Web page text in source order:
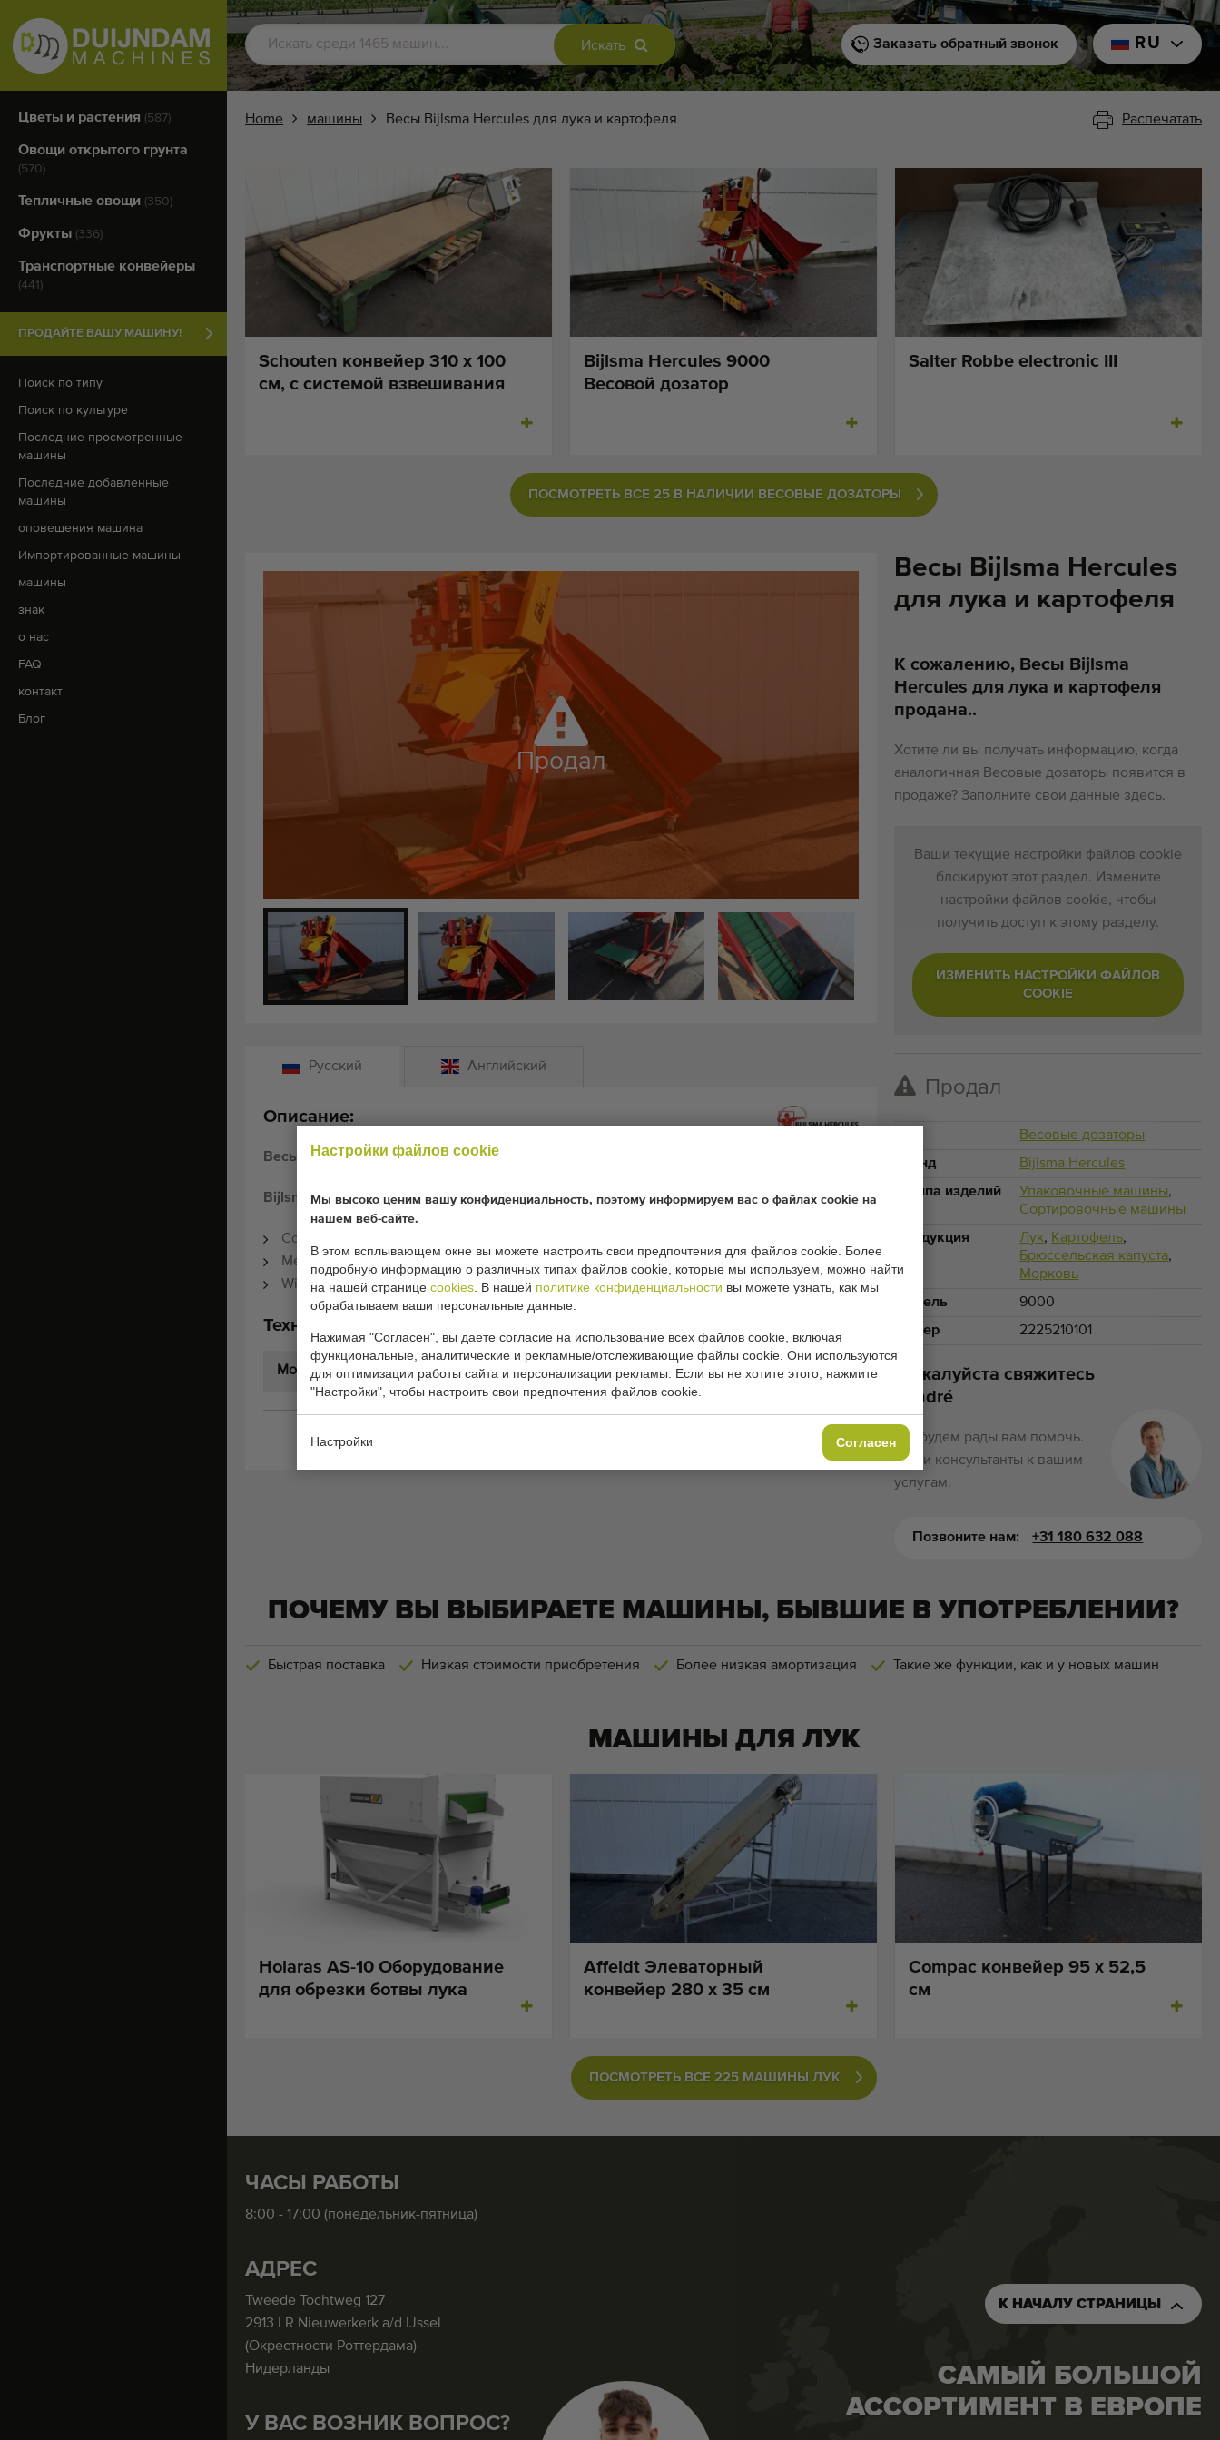
Настройки файлов cookie
Мы высоко ценим вашу конфиденциальность, поэтому информируем вас о файлах cookie на
нашем веб-сайте.
В этом всплывающем окне вы можете настроить свои предпочтения для файлов cookie. Более
подробную информацию о различных типах файлов cookie, которые мы используем, можно найти
на нашей странице cookies . В нашей политике конфиденциальности вы можете узнать, как мы
обрабатываем ваши персональные данные.
Нажимая "Согласен", вы даете согласие на использование всех файлов cookie, включая
функциональные, аналитические и рекламные/отслеживающие файлы cookie. Они используются
для оптимизации работы сайта и персонализации рекламы. Если вы не хотите этого, нажмите
"Настройки", чтобы настроить свои предпочтения файлов cookie.
Настройки Согласен
Цветы и растения (587)
Овощи открытого грунта
(570)
Тепличные овощи (350)
Фрукты (336)
Транспортные конвейеры
(441)
ПРОДАЙТЕ ВАШУ МАШИНУ!
Поиск по типу
Поиск по культуре
Последние просмотренные
машины
Последние добавленные
машины
оповещения машина
Импортированные машины
машины
знак
о нас
FAQ
контакт
Блог
Искать RU
Заказать обратный звонок
Home машины Весы Bijlsma Hercules для лука и картофеля Распечатать
Schouten конвейер 310 x 100
см, с системой взвешивания
Bijlsma Hercules 9000
Весовой дозатор
Salter Robbe electronic III
ПОСМОТРЕТЬ ВСЕ 25 В НАЛИЧИИ ВЕСОВЫЕ ДОЗАТОРЫ
Продал
Русский Английский
Описание:
Весы Bijlsma Hercules для лука и картофеля
Bijlsma Hercules weighing machine for onions and potatoes
Conveyors 30 cm & 10 cm wide
Mechanicly opening of the weighing basket
With small conveyor to discharge the filled bags
Технические спецификации:
Модель: 9000
Общие условия продажи и поставки
Весы Bijlsma Hercules
для лука и картофеля
К сожалению, Весы Bijlsma
Hercules для лука и картофеля
продана..
Хотите ли вы получать информацию, когда
аналогичная Весовые дозаторы появится в
продаже? Заполните свои данные здесь.
Ваши текущие настройки файлов cookie
блокируют этот раздел. Измените
настройки файлов cookie, чтобы
получить доступ к этому разделу.
ИЗМЕНИТЬ НАСТРОЙКИ ФАЙЛОВ
COOKIE
Продал
Весовые дозаторы
Бренд
Bijlsma Hercules
Группа изделий
Упаковочные машины,
Сортировочные машины
Продукция
Лук, Картофель,
Брюссельская капуста,
Морковь
Модель
9000
Номер
2225210101
Пожалуйста свяжитесь
Sandré
Мы будем рады вам помочь.
Наши консультанты к вашим
услугам.
Позвоните нам: +31 180 632 088
ПОЧЕМУ ВЫ ВЫБИРАЕТЕ МАШИНЫ, БЫВШИЕ В УПОТРЕБЛЕНИИ?
Быстрая поставка Низкая стоимости приобретения Более низкая амортизация Такие же функции, как и у новых машин
МАШИНЫ ДЛЯ ЛУК
Holaras AS-10 Оборудование
для обрезки ботвы лука
Affeldt Элеваторный
конвейер 280 х 35 см
Compac конвейер 95 x 52,5
см
ПОСМОТРЕТЬ ВСЕ 225 МАШИНЫ ЛУК
ЧАСЫ РАБОТЫ
8:00 - 17:00 (понедельник-пятница)
АДРЕС
Tweede Tochtweg 127
2913 LR Nieuwerkerk a/d IJssel
(Окрестности Роттердама)
Нидерланды
У ВАС ВОЗНИК ВОПРОС?
К НАЧАЛУ СТРАНИЦЫ
САМЫЙ БОЛЬШОЙ
АССОРТИМЕНТ В ЕВРОПЕ